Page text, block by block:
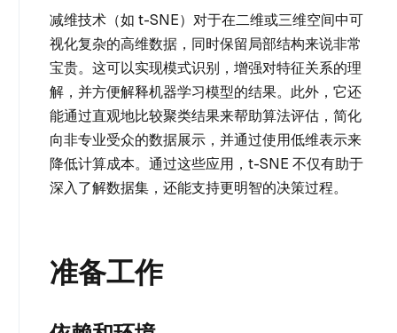
减维技术（如 t-SNE）对于在二维或三维空间中可
视化复杂的高维数据，同时保留局部结构来说非常
宝贵。这可以实现模式识别，增强对特征关系的理
解，并方便解释机器学习模型的结果。此外，它还
能通过直观地比较聚类结果来帮助算法评估，简化
向非专业受众的数据展示，并通过使用低维表示来
降低计算成本。通过这些应用，t-SNE 不仅有助于
深入了解数据集，还能支持更明智的决策过程。
准备工作